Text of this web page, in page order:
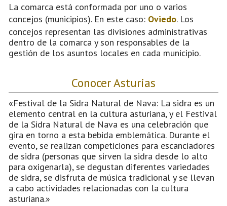
La comarca está conformada por uno o varios
concejos (municipios). En este caso: Oviedo. Los
concejos representan las divisiones administrativas
dentro de la comarca y son responsables de la
gestión de los asuntos locales en cada municipio.
Conocer Asturias
«Festival de la Sidra Natural de Nava: La sidra es un
elemento central en la cultura asturiana, y el Festival
de la Sidra Natural de Nava es una celebración que
gira en torno a esta bebida emblemática. Durante el
evento, se realizan competiciones para escanciadores
de sidra (personas que sirven la sidra desde lo alto
para oxigenarla), se degustan diferentes variedades
de sidra, se disfruta de música tradicional y se llevan
a cabo actividades relacionadas con la cultura
asturiana.»